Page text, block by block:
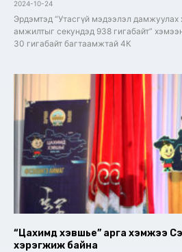
2024-10-24
Эрдэмтэд “Утасгүй мэдээлэл
амжилтыг секундэд 938 гигабайт”
30 гигабайт багтаамжтай 4К
“Цахимд хэвшье” арга хэмжээ
хэрэгжиж байна